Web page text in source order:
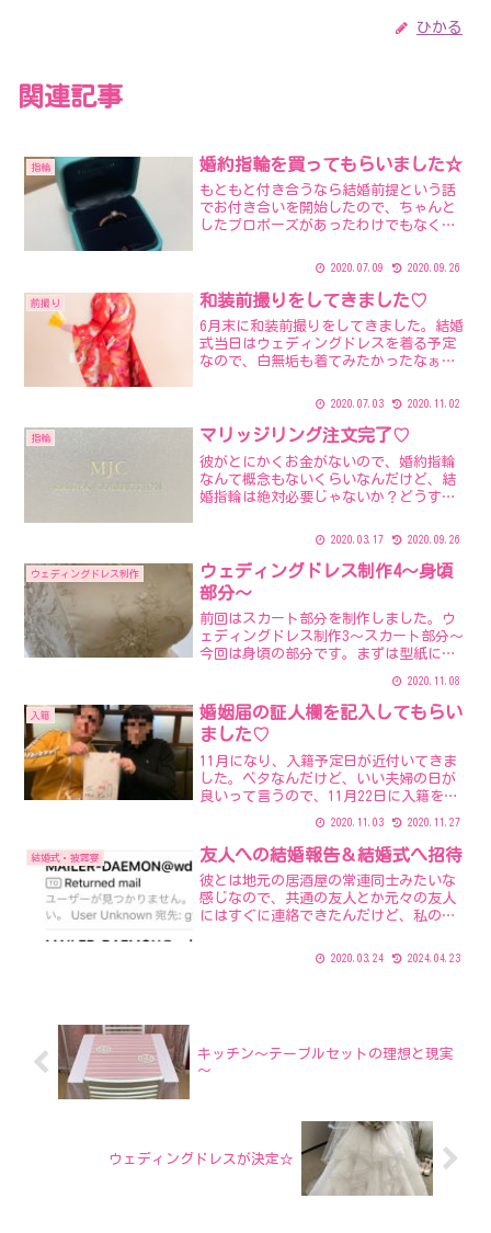
ひかる
関連記事
指輪 婚約指輪を買ってもらいました☆
もともと付き合うなら結婚前提という話
でお付き合いを開始したので、ちゃんと
したプロポーズがあったわけでもなく、
感じで結婚が決まりました。昨年の12月
ない( ；∀；)そこか...
2020.07.09 2020.09.26
前撮り 和装前撮りをしてきました♡
6月末に和装前撮りをしてきました。結婚
式当日はウェディングドレスを着る予定
なので、白無垢も着てみたかったなぁ…
も、よくわかっていないまま直感的に予
約したの（笑）（参考）過去記事→和装
前撮りを予約しました。雨...
2020.07.03 2020.11.02
指輪 マリッジリング注文完了♡
彼がとにかくお金がないので、婚約指輪
なんて概念もないくらいなんだけど、結
婚指輪は絶対必要じゃないか？どうする
越し代や新居のベッドやカーテンや結婚
式の前金で私もお金に余裕はないので。
実は2008年あたりから...
2020.03.17 2020.09.26
ウェディングドレス制作
ウェディングドレス制作4～身頃
部分～
前回はスカート部分を制作しました。ウ
ェディングドレス制作3～スカート部分～
今回は身頃の部分です。まずは型紙に合
ースをカット。2枚の生地を重ねて使用す
ることにしました。重ねたら高級感が出
て素敵になりました☆...
2020.11.08
入籍
婚姻届の証人欄を記入してもらい
ました♡
11月になり、入籍予定日が近付いてきま
した。ベタなんだけど、いい夫婦の日が
良いって言うので、11月22日に入籍をす
わったわけではないんだけど、せっかく
だから可愛いのにしてみようかねってこ
とで、キティち...
2020.11.03 2020.11.27
結婚式・披露宴 友人への結婚報告＆結婚式へ招待
彼とは地元の居酒屋の常連同士みたいな
感じなので、共通の友人とか元々の友人
にはすぐに連絡できたんだけど、私の学
否か。。大学時代のサークル仲間は今も
年に１回は集まっているので良いとし
2020.03.24 2024.04.23
キッチン～テーブルセットの理想と現実
～
ウェディングドレスが決定☆